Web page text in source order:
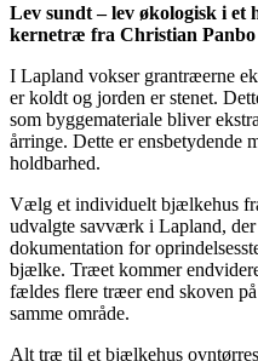
Lev sundt – lev økologisk i et
kernetræ fra Christian Panbo
I Lapland vokser grantræerne
er koldt og jorden er stenet.
som byggemateriale bliver
årringe. Dette er ensbetydende
holdbarhed.
Vælg et individuelt bjælkehus
udvalgte savværk i Lapland,
dokumentation for
bjælke. Træet kommer
fældes flere træer end skoven
samme område.
Alt træ til et bjælkehus